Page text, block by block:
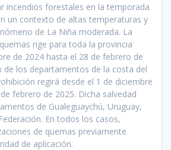
incendios forestales en la temporada
un contexto de altas temperaturas y
de La Niña moderada. La
rige para toda la provincia
de 2024 hasta el 28 de febrero de
de los departamentos de la costa del
regirá desde el 1 de diciembre
febrero de 2025. Dicha salvedad
de Gualeguaychú, Uruguay,
En todos los casos,
de quemas previamente
de aplicación.